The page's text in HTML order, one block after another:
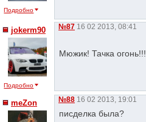
Подробно
jokerm90
Подробно
№87 16 02 2013, 08:41
Мюжик! Тачка огонь!!!
meZon №88 16 02 2013, 19:01
писделка была?